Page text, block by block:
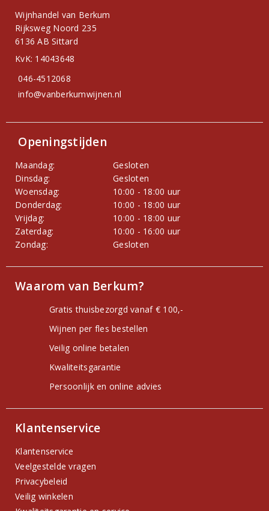
Wijnhandel van Berkum
Rijksweg Noord 235
6136 AB Sittard
KvK: 14043648
046-4512068
info@vanberkumwijnen.nl
Openingstijden
Maandag:
Gesloten
Dinsdag:
Gesloten
Woensdag:
10:00 - 18:00 uur
Donderdag:
10:00 - 18:00 uur
Vrijdag:
10:00 - 18:00 uur
Zaterdag:
10:00 - 16:00 uur
Zondag:
Gesloten
Waarom van Berkum?
Gratis thuisbezorgd vanaf € 100,-
Wijnen per fles bestellen
Veilig online betalen
Kwaliteitsgarantie
Persoonlijk en online advies
Klantenservice
Klantenservice
Veelgestelde vragen
Privacybeleid
Veilig winkelen